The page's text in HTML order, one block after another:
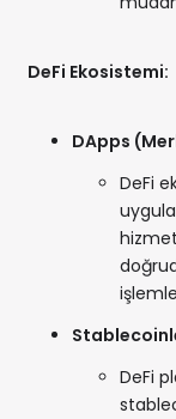
DeFi Ekosistemi:
DApps
DeFi
DeFi